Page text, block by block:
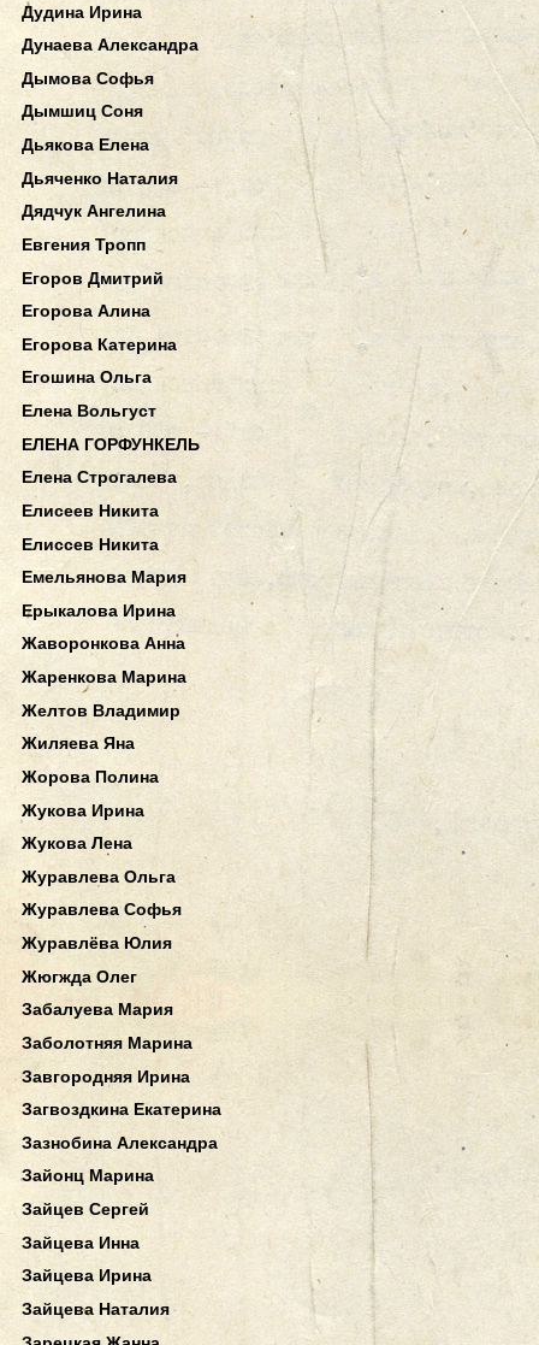
Дудина Ирина
Дунаева Александра
Дымова Софья
Дымшиц Соня
Дьякова Елена
Дьяченко Наталия
Дядчук Ангелина
Евгения Тропп
Егоров Дмитрий
Егорова Алина
Егорова Катерина
Егошина Ольга
Елена Вольгуст
ЕЛЕНА ГОРФУНКЕЛЬ
Елена Строгалева
Елисеев Никита
Елиссев Никита
Емельянова Мария
Ерыкалова Ирина
Жаворонкова Анна
Жаренкова Марина
Желтов Владимир
Жиляева Яна
Жорова Полина
Жукова Ирина
Жукова Лена
Журавлева Ольга
Журавлева Софья
Журавлёва Юлия
Жюгжда Олег
Забалуева Мария
Заболотняя Марина
Завгородняя Ирина
Загвоздкина Екатерина
Зазнобина Александра
Зайонц Марина
Зайцев Сергей
Зайцева Инна
Зайцева Ирина
Зайцева Наталия